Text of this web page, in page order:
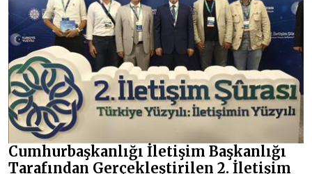
Cumhurbaşkanlığı İletişim Başkanlığı
Tarafından Gerçekleştirilen 2. İletişim